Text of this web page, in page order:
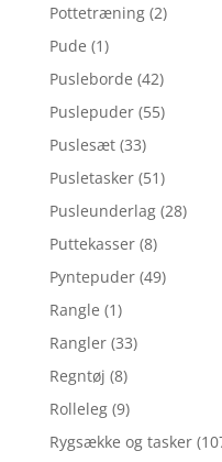
Pottetræning (2)
Pude (1)
Pusleborde (42)
Puslepuder (55)
Puslesæt (33)
Pusletasker (51)
Pusleunderlag (28)
Puttekasser (8)
Pyntepuder (49)
Rangle (1)
Rangler (33)
Regntøj (8)
Rolleleg (9)
Rygsække og tasker